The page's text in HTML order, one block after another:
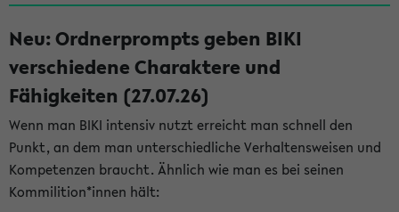
Neu: Ordnerprompts geben BIKI
verschiedene Charaktere und
Fähigkeiten (27.07.26)
Wenn man BIKI intensiv nutzt erreicht man schnell den
Punkt, an dem man unterschiedliche Verhaltensweisen und
Kompetenzen braucht. Ähnlich wie man es bei seinen
Kommilition*innen hält: